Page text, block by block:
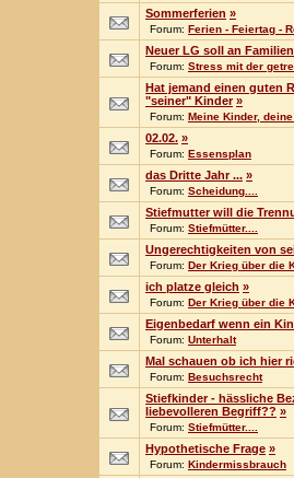
Sommerferien »
Forum: Ferien - Feiertag -
Neuer LG soll an
Forum: Stress mit der
Hat jemand einen guten
"seiner" Kinder »
Forum: Meine Kinder,
02.02. »
Forum: Essensplan
das Dritte Jahr ... »
Forum: Scheidung....
Stiefmutter will die
Forum: Stiefmütter....
Ungerechtigkeiten von
Forum: Der Krieg über die
ich platze gleich »
Forum: Der Krieg über die
Eigenbedarf wenn ein
Forum: Unterhalt
Mal schauen ob ich hier
Forum: Besuchsrecht
Stiefkinder - hässliche
liebevolleren Begriff?? »
Forum: Stiefmütter....
Hypothetische Frage »
Forum: Kindermissbrauch